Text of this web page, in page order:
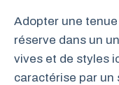
Adopter une
réserve dans un
vives et de styles
caractérise par un